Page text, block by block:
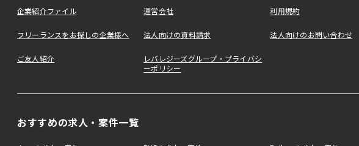
企業紹介ファイル 運営会社 利用規約
フリーランスをお探しの企業様へ 法人向けの資料請求 法人向けのお問い合わせ
ご友人紹介
レバレジーズグループ・プライバシ
ーポリシー
おすすめの求人・案件一覧